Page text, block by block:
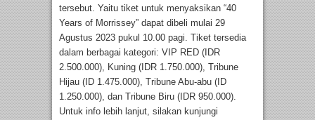
tersebut. Yaitu tiket untuk menyaksikan “40
Years of Morrissey” dapat dibeli mulai 29
Agustus 2023 pukul 10.00 pagi. Tiket tersedia
dalam berbagai kategori: VIP RED (IDR
2.500.000), Kuning (IDR 1.750.000), Tribune
Hijau (ID 1.475.000), Tribune Abu-abu (ID
1.250.000), dan Tribune Biru (IDR 950.000).
Untuk info lebih lanjut, silakan kunjungi